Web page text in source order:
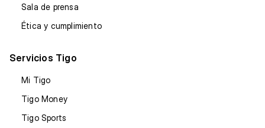
Sala de prensa
Ética y cumplimiento
Servicios Tigo
Mi Tigo
Tigo Money
Tigo Sports